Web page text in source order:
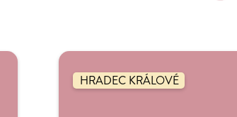
HRADEC KRÁLOVÉ